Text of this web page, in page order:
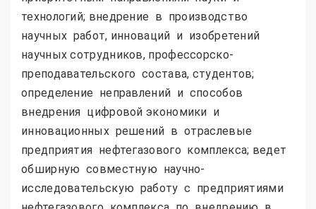
технологий; внедрение в производство
научных работ, инноваций и изобретений
научных сотрудников, профессорско-
преподавательского состава, студентов;
определение неправлений и способов
внедрения цифровой экономики и
инновационных решений в отраслевые
предприятия нефтегазового комплекса; ведет
обширную совместную научно-
исследовательскую работу с предприятиями